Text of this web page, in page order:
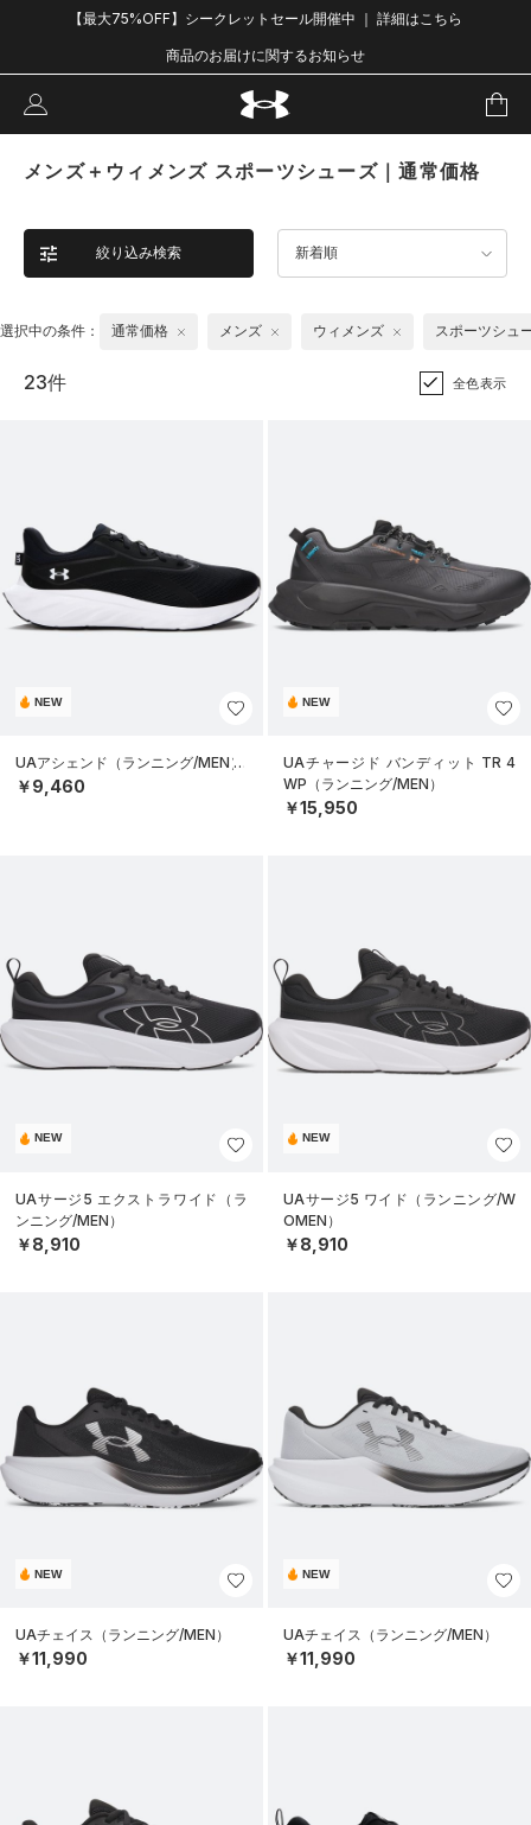
【最大75%OFF】シークレットセール開催中 ｜ 詳細はこちら
商品のお届けに関するお知らせ
メンズ＋ウィメンズ スポーツシューズ｜通常価格
絞り込み検索 新着順
選択中の条件： 通常価格 メンズ ウィメンズ スポーツシュ
23件 全色表示
NEW
UAアシェンド（ランニング/MEN）
￥9,460
NEW
UAチャージド バンディット TR 4
WP（ランニング/MEN）
￥15,950
NEW
UAサージ5 エクストラワイド（ラ
ンニング/MEN）
￥8,910
NEW
UAサージ5 ワイド（ランニング/W
OMEN）
￥8,910
NEW
UAチェイス（ランニング/MEN）
￥11,990
NEW
UAチェイス（ランニング/MEN）
￥11,990